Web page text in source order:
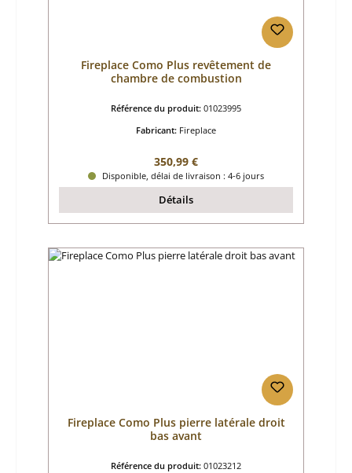
Fireplace Como Plus revêtement de
chambre de combustion
Référence du produit: 01023995
Fabricant: Fireplace
Prix régulier :
350,99 €
Disponible, délai de livraison : 4-6 jours
Détails
Fireplace Como Plus pierre latérale droit
bas avant
Référence du produit: 01023212